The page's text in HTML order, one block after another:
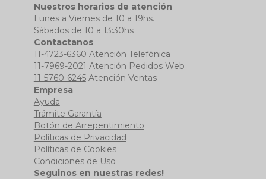
Nuestros horarios de atención
Lunes a Viernes de 10 a 19hs.
Sábados de 10 a 13:30hs
Contactanos
11-4723-6360 Atención Telefónica
11-7969-2021 Atención Pedidos Web
11-5760-6245Atención Ventas
Empresa
Ayuda
Trámite Garantía
Botón de Arrepentimiento
Políticas de Privacidad
Políticas de Cookies
Condiciones de Uso
Seguinos en nuestras redes!